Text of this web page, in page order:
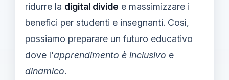
ridurre la digital divide e massimizzare i
benefici per studenti e insegnanti. Così,
possiamo preparare un futuro educativo
dove l'apprendimento è inclusivo e
dinamico.